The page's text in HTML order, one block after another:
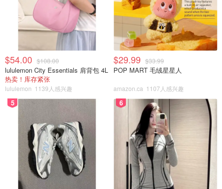
西安博物馆-陕西历史博物馆的票太难抢了，只能去这里看
$54.00 $108.00
lululemon City Essentials 肩背包 4L
热卖！库存紧张
lululemon 1139人感兴趣
$29.99 $33.99
POP MART 毛绒星星人
amazon.ca 1107人感兴趣
5 6